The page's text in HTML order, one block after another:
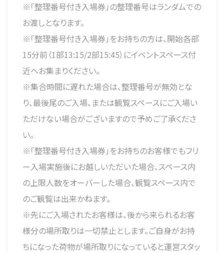
※「整理番号付き入場券」の整理番号はランダムでの
お渡しとなります。
※「整理番号付き入場券」をお持ちの方は、開始各部
15分前（1部13:15/2部15:45）にイベントスペース付
近へお集まりください。
※集合時間に遅れた場合は、整理番号が無効とな
り、最後尾のご入場、または観覧スペースにご入場い
ただけない場合がございますので予めご了承くださ
い。
※「整理番号付き入場券」をお持ちのお客様でもフリ
ー入場実施後にお越しいただいた場合、スペース内
の上限人数をオーバーした場合、観覧スペース内で
のご観覧は出来かねます。
※先にご入場されたお客様は、後から来られるお客
様分の場所取りは一切禁止とします。ご自身がお持
ちになった荷物が場所取りになっていると運営スタッ